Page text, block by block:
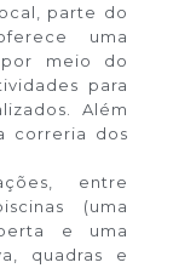
parte do
uma
por meio do
para
Além
correria dos
entre
(uma
e uma
quadras e